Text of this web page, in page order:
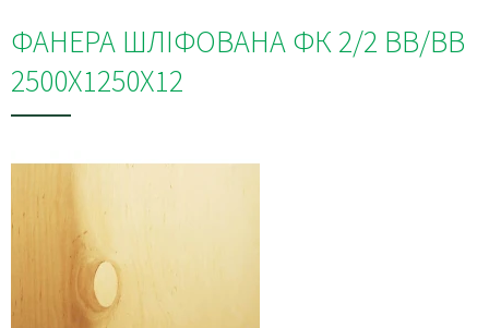
ФАНЕРА ШЛІФОВАНА ФК 2/2 BB/BB
2500Х1250Х12